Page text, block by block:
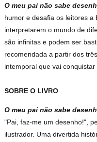
O meu pai não sabe
humor e desafia os leitores
interpretarem o mundo de
são infinitas e podem ser
recomendada a partir dos
intemporal que vai conquistar
SOBRE O LIVRO
O meu pai não sabe
"Pai, faz-me um desenho!",
ilustrador. Uma divertida